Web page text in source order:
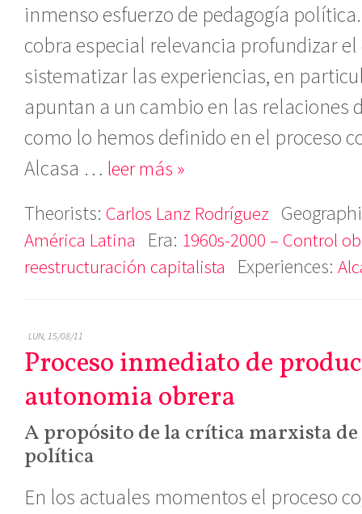
inmenso esfuerzo de pedagogía
cobra especial relevancia profundizar el
sistematizar las experiencias, en
apuntan a un cambio en las relaciones
como lo hemos definido en el proceso
Alcasa … leer más »
Theorists: Carlos Lanz Rodríguez
América Latina Era: 1960s-2000 – Control
reestructuración capitalista
Experiences:
LUN, 15/08/11
Proceso inmediato de
autonomia obrera
A propósito de la crítica marxista
política
En los actuales momentos el proceso